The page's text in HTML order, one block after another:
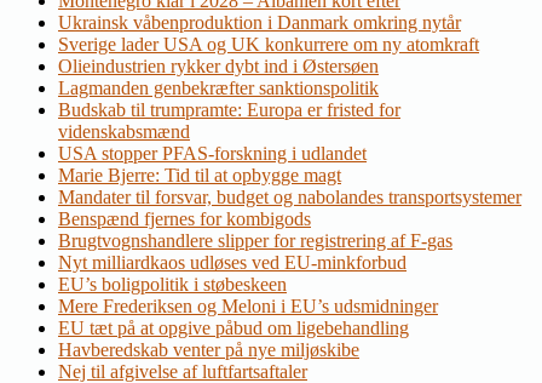
Ukrainsk våbenproduktion i Danmark omkring nytår
Sverige lader USA og UK konkurrere om ny atomkraft
Olieindustrien rykker dybt ind i Østersøen
Lagmanden genbekræfter sanktionspolitik
Budskab til trumpramte: Europa er fristed for
videnskabsmænd
USA stopper PFAS-forskning i udlandet
Marie Bjerre: Tid til at opbygge magt
Mandater til forsvar, budget og nabolandes transportsystemer
Benspænd fjernes for kombigods
Brugtvognshandlere slipper for registrering af F-gas
Nyt milliardkaos udløses ved EU-minkforbud
EU’s boligpolitik i støbeskeen
Mere Frederiksen og Meloni i EU’s udsmidninger
EU tæt på at opgive påbud om ligebehandling
Havberedskab venter på nye miljøskibe
Nej til afgivelse af luftfartsaftaler